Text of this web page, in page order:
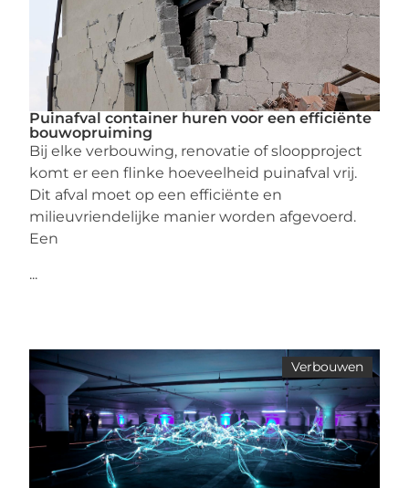
Puinafval container huren voor een efficiënte
bouwopruiming
Bij elke verbouwing, renovatie of sloopproject
komt er een flinke hoeveelheid puinafval vrij.
Dit afval moet op een efficiënte en
milieuvriendelijke manier worden afgevoerd.
Een
...
Verbouwen